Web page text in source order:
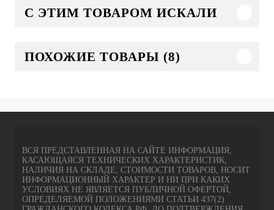
C ЭТИМ ТОВАРОМ ИСКАЛИ
ПОХОЖИЕ ТОВАРЫ (8)
ВСЯ ПРЕДСТАВЛЕННАЯ НА САЙТЕ ИНФОРМАЦИЯ,
КАСАЮЩАЯСЯ ТЕХНИЧЕСКИХ ХАРАКТЕРИСТИК,
НАЛИЧИЯ НА СКЛАДЕ, СТОИМОСТИ ТОВАРОВ, НОСИТ
ИНФОРМАЦИОННЫЙ ХАРАКТЕР И НИ ПРИ КАКИХ
УСЛОВИЯХ НЕ ЯВЛЯЕТСЯ ПУБЛИЧНОЙ ОФЕРТОЙ,
ОПРЕДЕЛЯЕМОЙ ПОЛОЖЕНИЯМИ СТАТЬИ 437(2)